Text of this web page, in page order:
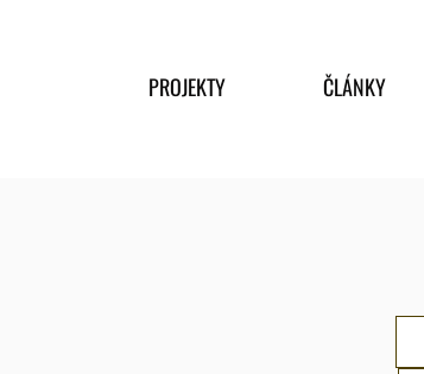
PROJEKTY ČLÁNKY